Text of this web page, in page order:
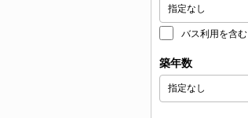
バス利用を含む
築年数